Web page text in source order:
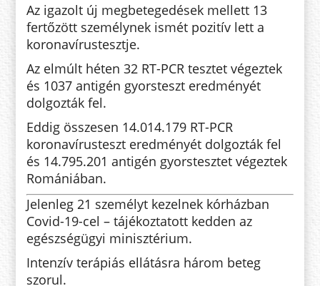
Az igazolt új megbetegedések mellett 13
fertőzött személynek ismét pozitív lett a
koronavírustesztje.
Az elmúlt héten 32 RT-PCR tesztet végeztek
és 1037 antigén gyorsteszt eredményét
dolgozták fel.
Eddig összesen 14.014.179 RT-PCR
koronavírusteszt eredményét dolgozták fel
és 14.795.201 antigén gyorstesztet végeztek
Romániában.
Jelenleg 21 személyt kezelnek kórházban
Covid-19-cel – tájékoztatott kedden az
egészségügyi minisztérium.
Intenzív terápiás ellátásra három beteg
szorul.